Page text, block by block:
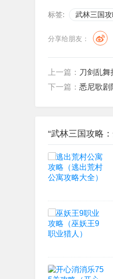
标签: 武林三国攻
分享给朋友：
上一篇： 刀剑乱
下一篇： 悉尼歌剧
“武林三国攻略